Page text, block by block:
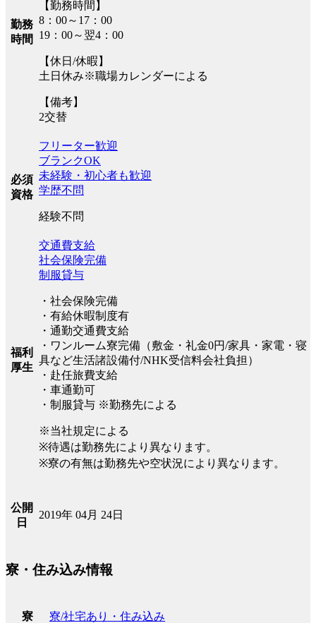
勤務
時間
【勤務時間】
8：00～17：00
19：00～翌4：00
【休日/休暇】
土日休み※職場カレンダーによる
【備考】
2交替
必須
資格
フリーター歓迎
ブランクOK
未経験・初心者も歓迎
学歴不問
経験不問
福利
厚生
交通費支給
社会保険完備
制服貸与
・社会保険完備
・有給休暇制度有
・通勤交通費支給
・ワンルーム寮完備（敷金・礼金0円/家具・家電・寝
具など生活諸設備付/NHK受信料会社負担）
・赴任旅費支給
・車通勤可
・制服貸与 ※勤務先による
※当社規定による
※待遇は勤務先により異なります。
※寮の有無は勤務先や空状況により異なります。
公開
日
2019年 04月 24日
寮・住み込み情報
寮 寮/社宅あり・住み込み